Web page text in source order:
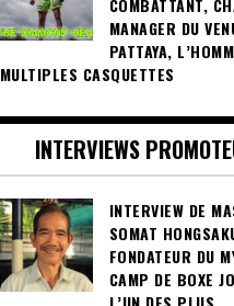
COMBATTANT,
MANAGER DU
PATTAYA,
MULTIPLES CASQUETTES
INTERVIEWS
INTERVIEW DE
SOMAT
FONDATEUR DU
CAMP DE BOXE